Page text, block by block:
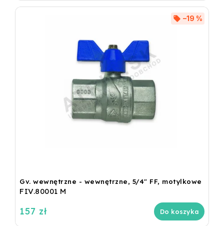
Gv. wewnętrzne - wewnętrzne, 5/4" FF, motylkowe
FIV.80001 M
–19 %
157 zł Do koszyka